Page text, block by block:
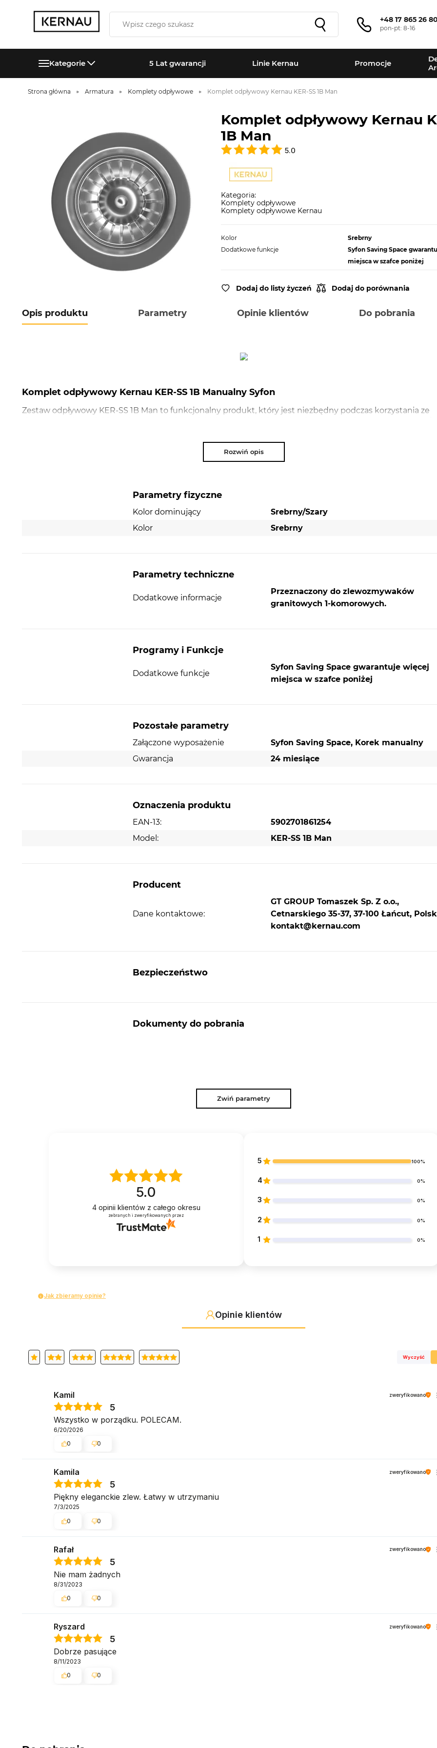
+48 17 865 26
pon-pt: 8-16
Kategorie 5 Lat gwarancji Linie Kernau Promocje
Strona główna Armatura Komplety odpływowe Komplet odpływowy Kernau KER-SS 1B Man
Komplet odpływowy Kernau
1B Man
5.0
Kategoria:
Komplety odpływowe
Komplety odpływowe Kernau
Kolor
Srebrny
Dodatkowe funkcje
Syfon Saving Space
miejsca w szafce poniżej
Dodaj do listy życzeń Dodaj do porównania
Opis produktu Parametry Opinie klientów Do pobrania
Komplet odpływowy Kernau KER-SS 1B Manualny Syfon
Zestaw odpływowy KER-SS 1B Man to funkcjonalny produkt, który jest niezbędny podczas korzystania ze
Kernau
Syfon Saving Space 1-komorowy
Komplet KER-SS 1B Manual posiadasyfon Saving
wystarczy ręcznie pociągnąć sitko do góry.
KER-SS 1B Man pasuje do zlewozmywaków granitowych
Rozwiń opis
Parametry fizyczne
Kolor dominujący
Srebrny/Szary
Kolor
Srebrny
Parametry techniczne
Dodatkowe informacje
Przeznaczony do zlewozmywaków
granitowych 1-komorowych.
Programy i Funkcje
Dodatkowe funkcje
Syfon Saving Space gwarantuje więcej
miejsca w szafce poniżej
Pozostałe parametry
Załączone wyposażenie
Syfon Saving Space, Korek manualny
Gwarancja
24 miesiące
Oznaczenia produktu
EAN-13:
5902701861254
Model:
KER-SS 1B Man
Producent
Dane kontaktowe:
GT GROUP Tomaszek Sp. Z o.o.,
Cetnarskiego 35-37, 37-100 Łańcut,
kontakt@kernau.com
Bezpieczeństwo
Dokumenty do pobrania
Zwiń parametry
5.0
4opinii klientów z całego okresu
zebranych i zweryfikowanych przez
5 100%
4 0%
3 0%
2 0%
1 0%
Jak zbieramy opinie?
Opinie klientów
Wyczyść
Kamil zweryfikowano
5
Wszystko w porządku. POLECAM.
6/20/2026
0
0
Kamila zweryfikowano
5
Piękny eleganckie zlew. Łatwy w utrzymaniu
7/3/2025
0
0
Rafał zweryfikowano
5
Nie mam żadnych
8/31/2023
0
0
Ryszard zweryfikowano
5
Dobrze pasujące
8/11/2023
0
0